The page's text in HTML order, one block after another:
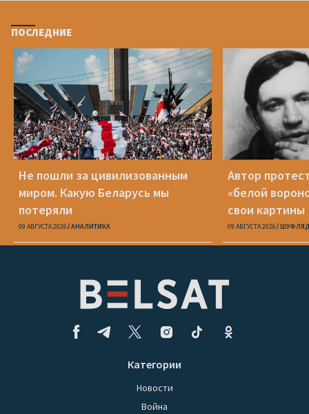
ПОСЛЕДНИЕ
Не пошли за цивилизованным
миром. Какую Беларусь мы
потеряли
09 АВГУСТА 2026 АНАЛИТИКА
Автор
«белой
свои картины
09 АВГУСТА 2026
Категории
Новости
Война